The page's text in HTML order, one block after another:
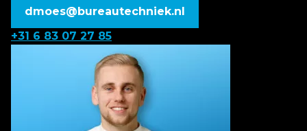
dmoes@bureautechniek.nl
+31 6 83 07 27 85